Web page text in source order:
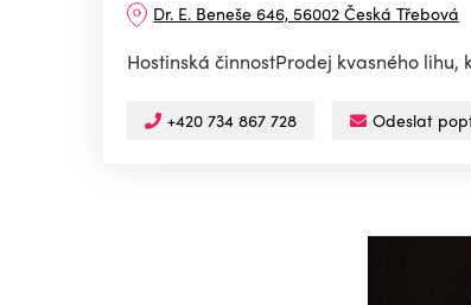
Dr. E. Beneše 646, 56002 Česká Třebová
Hostinská činnostProdej kvasného lihu,
+420 734 867 728 Odeslat